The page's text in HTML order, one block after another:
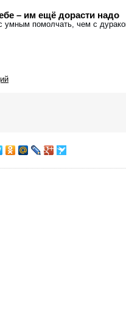
– им ещё дорасти надо
умным помолчать, чем с